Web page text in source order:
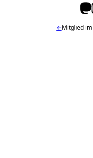
←Mitglied im